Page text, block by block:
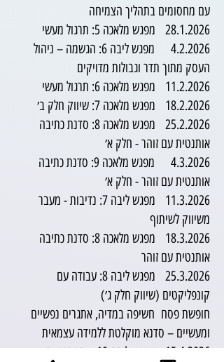
עם מחסומים בתהליך הצמיחה
28.1.2026 מפגש מלאכה 5: תרגול מעשי
4.2.2026 מפגש ליבה 6: הגשמה – ניהול
העסק מתוך תדר וגבולות מדויקים
11.2.2026 מפגש מלאכה 6: תרגול מעשי
18.2.2026 מפגש מלאכה 7: שיווק חלק ב׳
25.2.2026
מפגש מלאכה 8: סדנת כתיבה
אותנטית עם זוהר - חלק א׳
4.3.2026 מפגש מלאכה 9:
סדנת כתיבה
אותנטית עם זוהר - חלק א׳
11.3.2026
מפגש ליבה 7: נדיבות - מעבר
משיווק לשיתוף
18.3.2026
מפגש מלאכה 8: סדנת כתיבה
אותנטית עם זוהר
25.3.2026
מפגש ליבה 8: עבודה עם
קונפליקטים (שיווק חלק ג׳)
חופשת פסח חשיפה במדיה, אתגרים נפשיים
ומעשיים – סדנא מוקלטת ללמידה עצמאית
15.4.2026
מפגש ליבה 10: אסטרטגיות –